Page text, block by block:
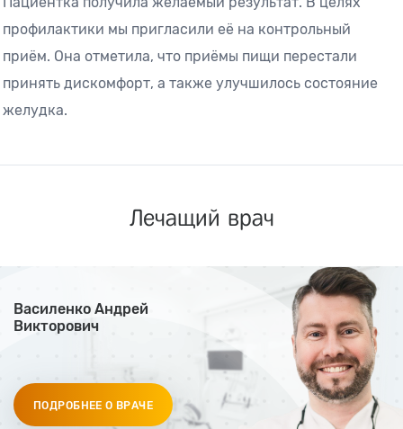
профилактики мы пригласили её на контрольный
приём. Она отметила, что приёмы пищи перестали
принять дискомфорт, а также улучшилось состояние
желудка.
Лечащий врач
Василенко Андрей
Викторович
ПОДРОБНЕЕ О ВРАЧЕ